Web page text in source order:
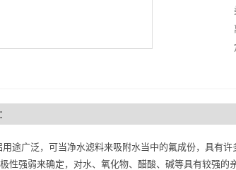
途广泛，可当净水滤料来吸附水当中的氟成份，具有许
性强弱来确定，对水、氧化物、醋酸、碱等具有较强